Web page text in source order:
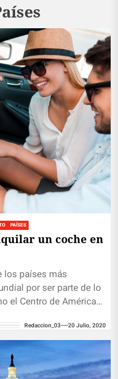
PAÍSES
un coche en
los países más
por ser parte de lo
el Centro de América,
Redaccion_03 20 Julio, 2020